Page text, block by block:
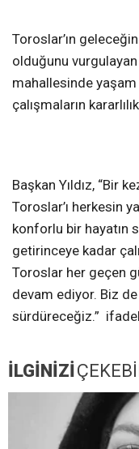
Toroslar’ın
olduğunu vurgulayan
mahallesinde
çalışmaların
Başkan Yıldız, “Bir
Toroslar’ı herkesin
konforlu bir hayatın
getirinceye kadar
Toroslar her geçen
devam ediyor. Biz
sürdüreceğiz.”
İLGİNİZİ